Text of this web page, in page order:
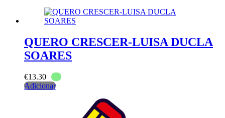
QUERO CRESCER-LUISA DUCLA
SOARES
€13.30
Adicionar